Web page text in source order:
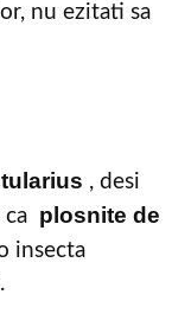
nu ezitati sa
, desi
plosnite de
insecta